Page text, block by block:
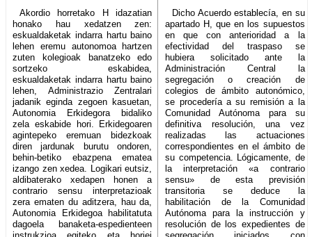
Akordio horretako H idazatian
honako hau xedatzen zen:
eskualdaketak indarra hartu baino
lehen eremu autonomoa hartzen
zuten kolegioak banatzeko edo
sortzeko eskabidea,
eskualdaketak indarra hartu baino
lehen, Administrazio Zentralari
jadanik eginda zegoen kasuetan,
Autonomia Erkidegora bidaliko
zela eskabide hori. Erkidegoaren
agintepeko eremuan bidezkoak
diren jardunak burutu ondoren,
behin-betiko ebazpena ematea
izango zen xedea. Logikari eutsiz,
aldibaterako xedapen honen a
contrario sensu interpretazioak
zera ematen du aditzera, hau da,
Autonomia Erkidegoa habilitatuta
dagoela banaketa-espedienteen
Dicho Acuerdo establecía, en su
apartado H, que en los supuestos
en que con anterioridad a la
efectividad del traspaso se
hubiera solicitado ante la
Administración Central la
segregación o creación de
colegios de ámbito autonómico,
se procedería a su remisión a la
Comunidad Autónoma para su
definitiva resolución, una vez
realizadas las actuaciones
correspondientes en el ámbito de
su competencia. Lógicamente, de
la interpretación «a contrario
sensu» de esta previsión
transitoria se deduce la
habilitación de la Comunidad
Autónoma para la instrucción y
resolución de los expedientes de